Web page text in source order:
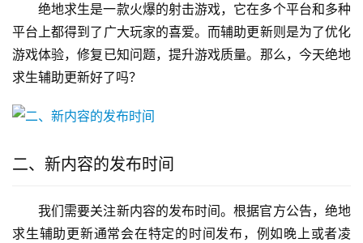
绝地求生是一款火爆的射击游戏，它在多个平台和多种
平台上都得到了广大玩家的喜爱。而辅助更新则是为了优化
游戏体验，修复已知问题，提升游戏质量。那么，今天绝地
求生辅助更新好了吗？
二、新内容的发布时间
我们需要关注新内容的发布时间。根据官方公告，绝地
求生辅助更新通常会在特定的时间发布，例如晚上或者凌